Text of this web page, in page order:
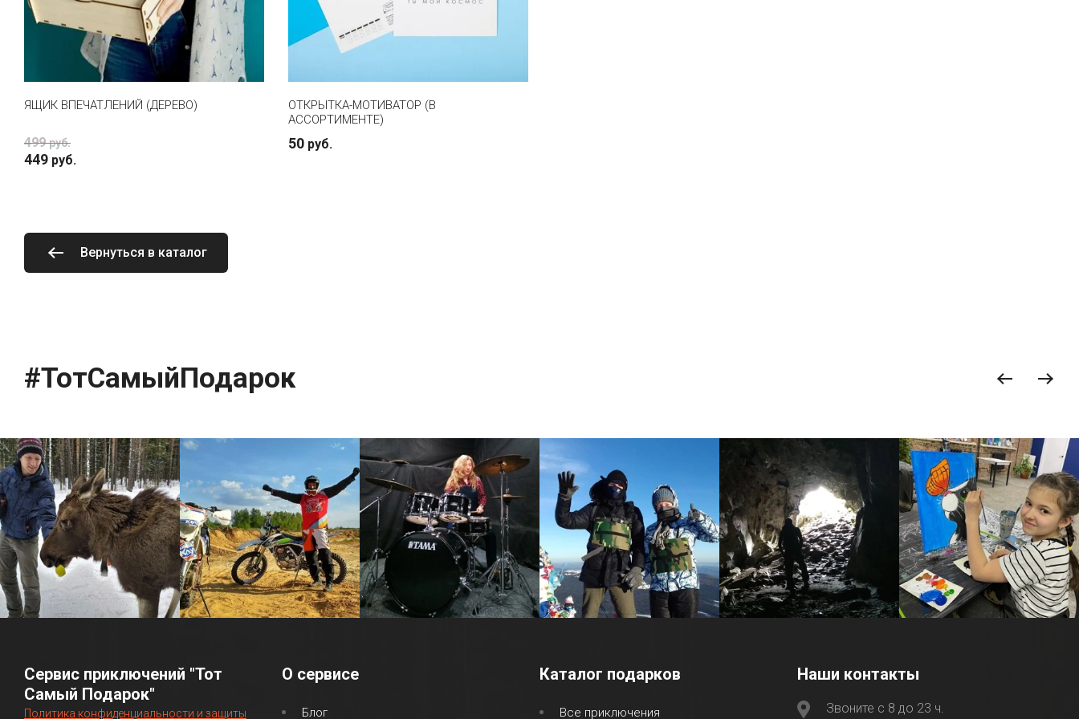
ЯЩИК ВПЕЧАТЛЕНИЙ (ДЕРЕВО)
499 руб.
449 руб.
ОТКРЫТКА-МОТИВАТОР (В
АССОРТИМЕНТЕ)
50 руб.
Вернуться в каталог
#ТотСамыйПодарок
Сервис приключений "Тот
Самый Подарок"
Политика конфиденциальности и защиты
О сервисе
Блог
Каталог подарков
Все приключения
Наши контакты
Звоните с 8 до 23 ч.